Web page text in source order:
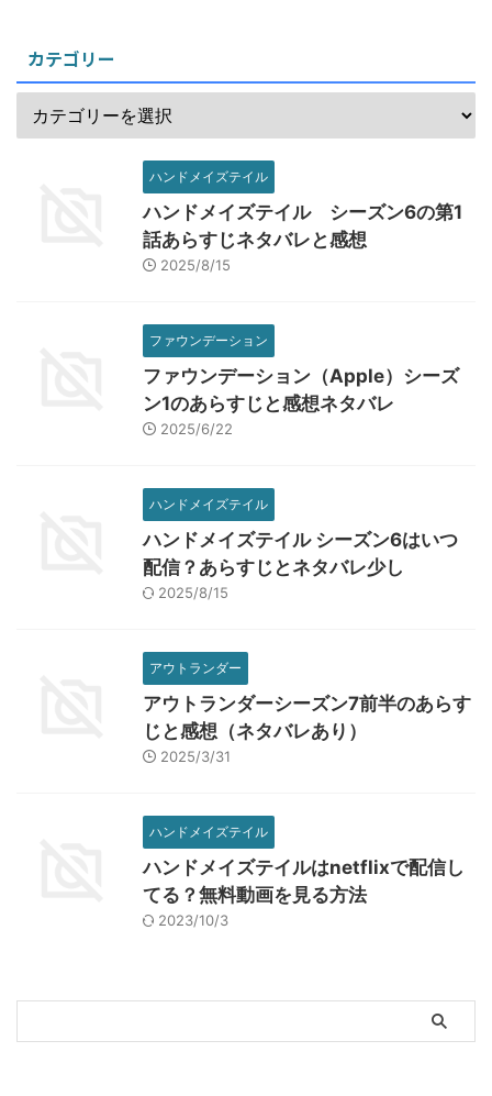
カテゴリー
ハンドメイズテイル
ハンドメイズテイル シーズン6の第1
話あらすじネタバレと感想
2025/8/15
ファウンデーション
ファウンデーション（Apple）シーズ
ン1のあらすじと感想ネタバレ
2025/6/22
ハンドメイズテイル
ハンドメイズテイル シーズン6はいつ
配信？あらすじとネタバレ少し
2025/8/15
アウトランダー
アウトランダーシーズン7前半のあらす
じと感想（ネタバレあり）
2025/3/31
ハンドメイズテイル
ハンドメイズテイルはnetflixで配信し
てる？無料動画を見る方法
2023/10/3